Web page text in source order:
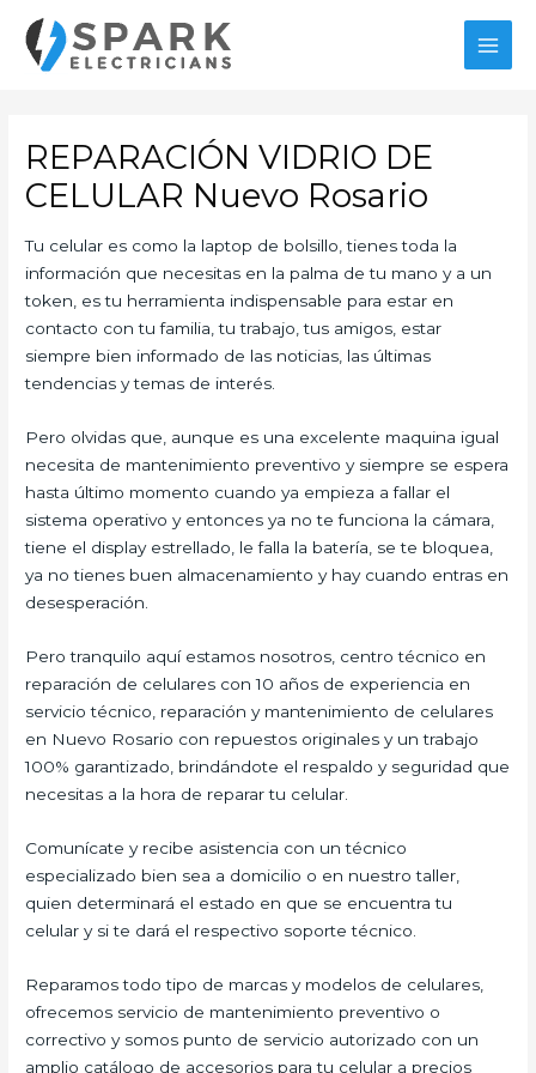
contenido
REPARACIÓN VIDRIO DE
CELULAR Nuevo Rosario
Tu celular es como la laptop de bolsillo, tienes toda la
información que necesitas en la palma de tu mano y a un
token, es tu herramienta indispensable para estar en
contacto con tu familia, tu trabajo, tus amigos, estar
siempre bien informado de las noticias, las últimas
tendencias y temas de interés.
Pero olvidas que, aunque es una excelente maquina igual
necesita de mantenimiento preventivo y siempre se espera
hasta último momento cuando ya empieza a fallar el
sistema operativo y entonces ya no te funciona la cámara,
tiene el display estrellado, le falla la batería, se te bloquea,
ya no tienes buen almacenamiento y hay cuando entras en
desesperación.
Pero tranquilo aquí estamos nosotros, centro técnico en
reparación de celulares con 10 años de experiencia en
servicio técnico, reparación y mantenimiento de celulares
en Nuevo Rosario con repuestos originales y un trabajo
100% garantizado, brindándote el respaldo y seguridad que
necesitas a la hora de reparar tu celular.
Comunícate y recibe asistencia con un técnico
especializado bien sea a domicilio o en nuestro taller,
quien determinará el estado en que se encuentra tu
celular y si te dará el respectivo soporte técnico.
Reparamos todo tipo de marcas y modelos de celulares,
ofrecemos servicio de mantenimiento preventivo o
correctivo y somos punto de servicio autorizado con un
amplio catálogo de accesorios para tu celular a precios